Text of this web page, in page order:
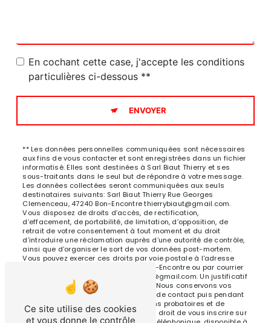
En cochant cette case, j'accepte les conditions
particulières ci-dessous **
ENVOYER
** Les données personnelles communiquées sont nécessaires
aux fins de vous contacter et sont enregistrées dans un fichier
informatisé. Elles sont destinées à Sarl Biaut Thierry et ses
sous-traitants dans le seul but de répondre à votre message.
Les données collectées seront communiquées aux seuls
destinataires suivants: Sarl Biaut Thierry Rue Georges
Clemenceau, 47240 Bon-Encontre thierrybiaut@gmail.com.
Vous disposez de droits d’accès, de rectification,
d’effacement, de portabilité, de limitation, d’opposition, de
retrait de votre consentement à tout moment et du droit
d’introduire une réclamation auprès d’une autorité de contrôle,
ainsi que d’organiser le sort de vos données post-mortem.
Vous pouvez exercer ces droits par voie postale à l'adresse
Rue Georges Clemenceau, 47240 Bon-Encontre ou par courrier
électronique à l'adresse thierrybiaut@gmail.com. Un justificatif
d'identité pourra vous être demandé. Nous conservons vos
données pendant la période de prise de contact puis pendant
la durée de prescription légale aux fins probatoires et de
gestion des contentieux. Vous avez le droit de vous inscrire sur
Ce site utilise des cookies
et vous donne le contrôle